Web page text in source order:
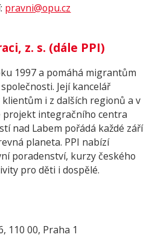
pravni@opu.cz
z. s. (dále PPI)
1997 a pomáhá migrantům
Její kancelář
i z dalších regionů a v
projekt integračního centra
nad Labem pořádá každé září
planeta. PPI nabízí
poradenství, kurzy českého
pro děti i dospělé.
110 00, Praha 1